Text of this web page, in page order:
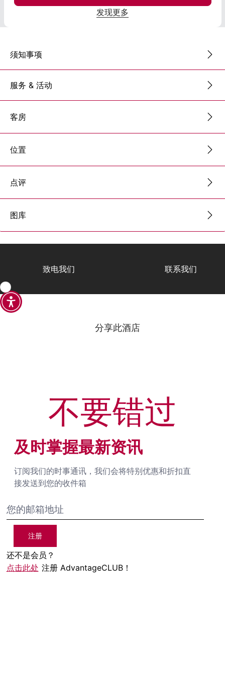
发现更多
须知事项
服务 & 活动
客房
位置
点评
图库
致电我们 联系我们
分享此酒店
及时掌握最新资讯
订阅我们的时事通讯，我们会将特别优惠和折扣直
接发送到您的收件箱
注册
还不是会员？
点击此处 注册 AdvantageCLUB！
不要错过